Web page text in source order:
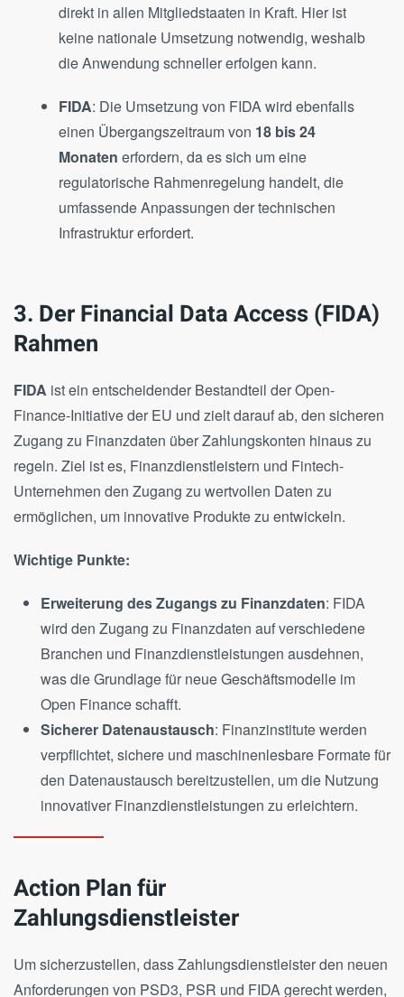
direkt in allen Mitgliedstaaten in Kraft. Hier ist
keine nationale Umsetzung notwendig, weshalb
die Anwendung schneller erfolgen kann​.
FIDA: Die Umsetzung von FIDA wird ebenfalls
einen Übergangszeitraum von 18 bis 24
Monaten erfordern, da es sich um eine
regulatorische Rahmenregelung handelt, die
umfassende Anpassungen der technischen
Infrastruktur erfordert​.
3. Der Financial Data Access (FIDA)
Rahmen
FIDA ist ein entscheidender Bestandteil der Open-
Finance-Initiative der EU und zielt darauf ab, den sicheren
Zugang zu Finanzdaten über Zahlungskonten hinaus zu
regeln. Ziel ist es, Finanzdienstleistern und Fintech-
Unternehmen den Zugang zu wertvollen Daten zu
ermöglichen, um innovative Produkte zu entwickeln.
Wichtige Punkte:
Erweiterung des Zugangs zu Finanzdaten: FIDA
wird den Zugang zu Finanzdaten auf verschiedene
Branchen und Finanzdienstleistungen ausdehnen,
was die Grundlage für neue Geschäftsmodelle im
Open Finance schafft​.
Sicherer Datenaustausch: Finanzinstitute werden
verpflichtet, sichere und maschinenlesbare Formate für
den Datenaustausch bereitzustellen, um die Nutzung
innovativer Finanzdienstleistungen zu erleichtern​.
Action Plan für
Zahlungsdienstleister
Um sicherzustellen, dass Zahlungsdienstleister den neuen
Anforderungen von PSD3, PSR und FIDA gerecht werden,